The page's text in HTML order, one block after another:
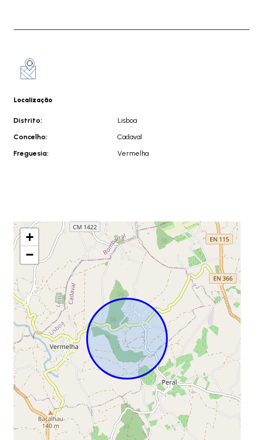
Localização
Distrito:
Lisboa
Concelho:
Cadaval
Freguesia:
Vermelha
+
−